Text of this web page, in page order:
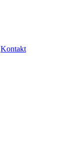
Kontakt